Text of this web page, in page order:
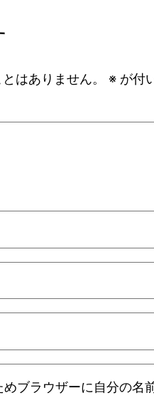
はありません。 ※ が付
ブラウザーに自分の名